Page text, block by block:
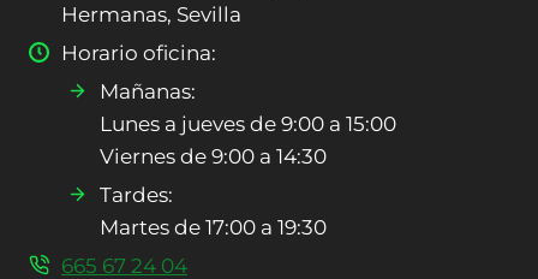
Hermanas, Sevilla
Horario oficina:
Mañanas:
Lunes a jueves de 9:00 a 15:00
Viernes de 9:00 a 14:30
Tardes:
Martes de 17:00 a 19:30
665 67 24 04